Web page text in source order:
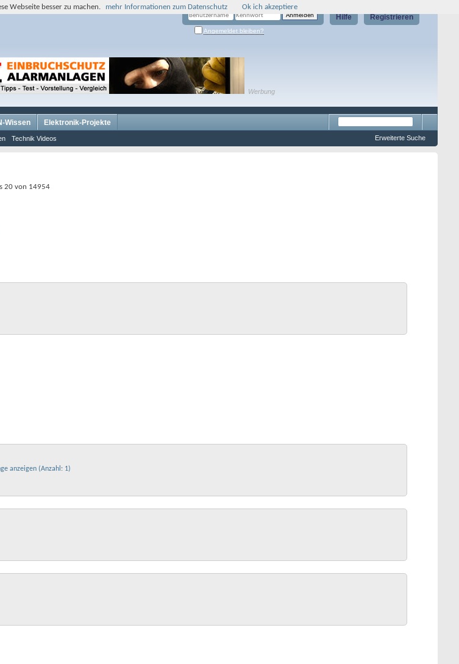
Registrieren
Hilfe
Angemeldet bleiben?
Werbung
Technik Videos
Wissen Elektronik-Projekte
Erweiterte Suche
20 von 14954
Webseite besser zu machen. mehr Informationen zum Datenschutz Ok ich akzeptiere